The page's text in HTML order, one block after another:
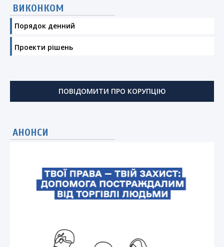
ВИКОНКОМ
Порядок денний
Проекти рішень
ПОВІДОМИТИ ПРО КОРУПЦІЮ
АНОНСИ